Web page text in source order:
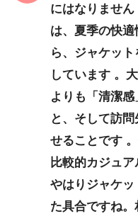
にはなりませ
は、夏季の快
ら、ジャケッ
しています 。
よりも「清潔
と、そして訪
せることです
比較的カジュ
やはりジャケ
た具合ですね